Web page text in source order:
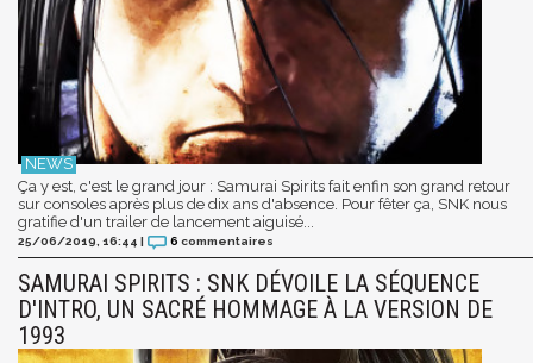
Ça y est, c'est le grand jour : Samurai Spirits fait enfin son grand retour
sur consoles après plus de dix ans d'absence. Pour fêter ça, SNK nous
gratifie d'un trailer de lancement aiguisé...
25/06/2019, 16:44 | 6 commentaires
SAMURAI SPIRITS : SNK DÉVOILE LA SÉQUENCE
D'INTRO, UN SACRÉ HOMMAGE À LA VERSION DE
1993